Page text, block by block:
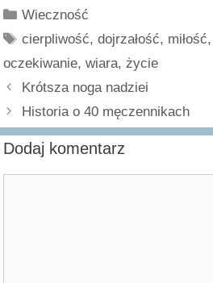
Kategorie
Wieczność
Tagi
cierpliwość,dojrzałość, miłość,
oczekiwanie, wiara, życie
Krótsza noga nadziei
Historia o 40 męczennikach
Dodaj komentarz